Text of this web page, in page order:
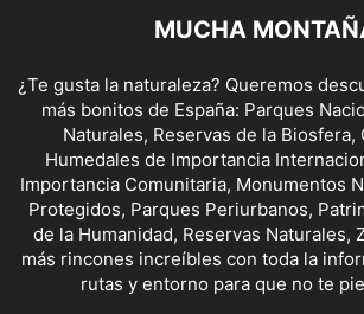
MUCHA
¿Te gusta la naturaleza? Queremos
más bonitos de España: Parques
Naturales, Reservas de la Biosfera,
Humedales de Importancia
Importancia Comunitaria, Monumentos
Protegidos, Parques Periurbanos,
de la Humanidad, Reservas Naturales,
más rincones increíbles con toda la
rutas y entorno para que no te